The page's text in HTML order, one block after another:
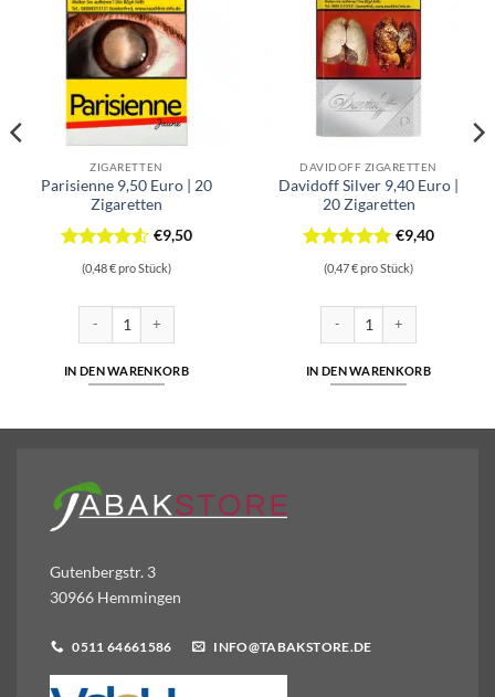
ZIGARETTEN
Parisienne 9,50 Euro | 20
Zigaretten
Bewertet
mit4.5
€9,50
(0,48 € pro Stück)
IN DEN WARENKORB
DAVIDOFF ZIGARETTEN
Davidoff Silver 9,40 Euro |
20 Zigaretten
Bewertet
mit5
von
€9,40
(0,47 € pro Stück)
IN DEN WARENKORB
Gutenbergstr. 3
30966 Hemmingen
0511 64661586 INFO@TABAKSTORE.DE